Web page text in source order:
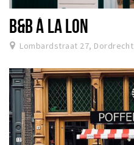
B&B Á LA LON
Lombardstraat 27, Dordrecht